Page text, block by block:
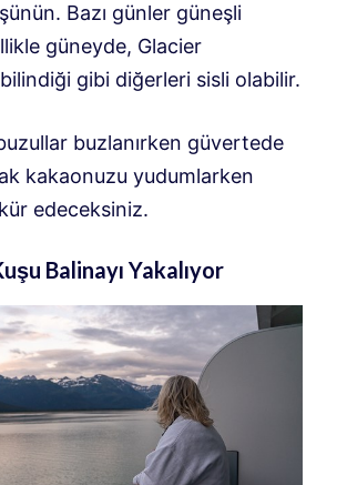
Bazı günler güneşli
güneyde, Glacier
gibi diğerleri sisli olabilir.
buzlanırken güvertede
kakaonuzu yudumlarken
edeceksiniz.
Balinayı Yakalıyor